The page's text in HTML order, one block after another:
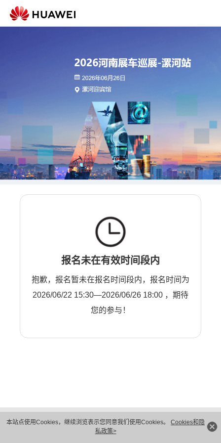
本站点使用Cookies，继续浏览表示您同意我们使用Cookies。 Cookies和隐
私政策>
报名未在有效时间段内
抱歉，报名暂未在报名时间段内，报名时间为
2026/06/22 15:30—2026/06/26 18:00 ，期待
您的参与！
隐私保护
法律声明